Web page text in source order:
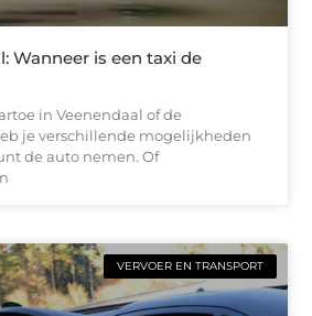
Wanneer is een taxi de
in Veenendaal of de
je verschillende mogelijkheden
de auto nemen. Of
VERVOER EN TRANSPORT